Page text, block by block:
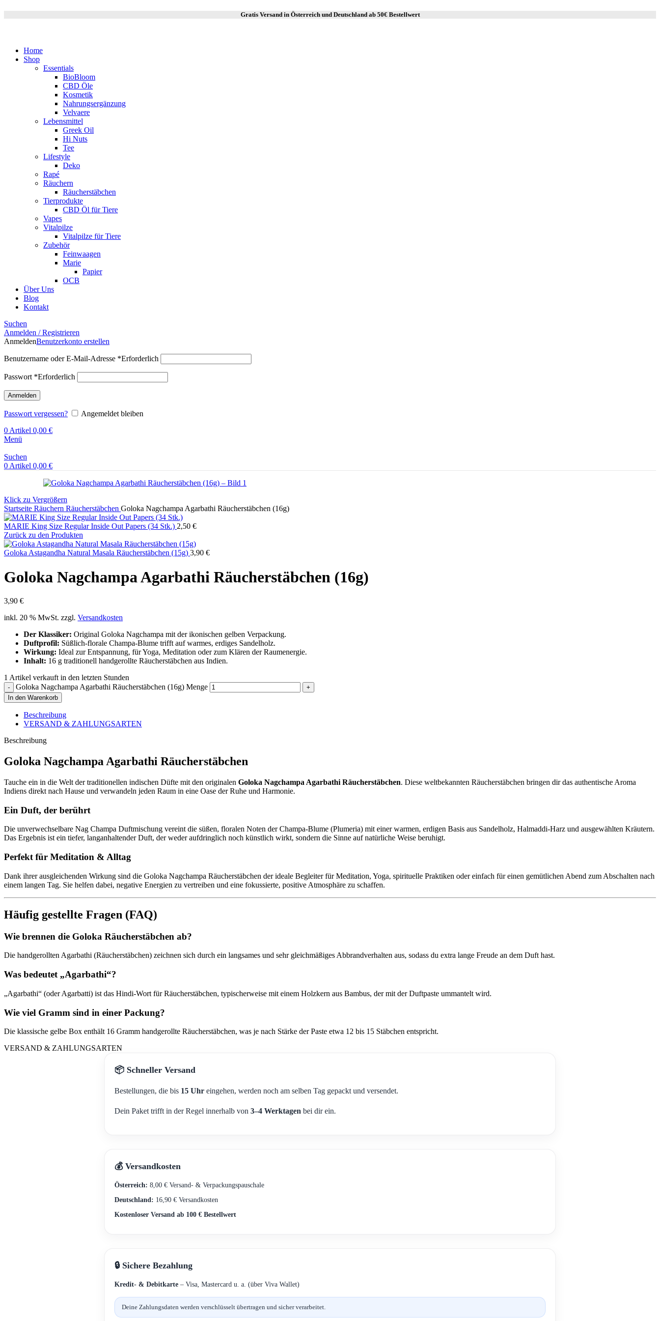
Gratis Versand in Österreich und Deutschland ab 50€ Bestellwert
Home
Shop
Essentials
BioBloom
CBD Öle
Kosmetik
Nahrungsergänzung
Velvaere
Lebensmittel
Greek Oil
Hi Nuts
Tee
Lifestyle
Deko
Rapé
Räuchern
Räucherstäbchen
Tierprodukte
CBD Öl für Tiere
Vapes
Vitalpilze
Vitalpilze für Tiere
Zubehör
Feinwaagen
Marie
Papier
OCB
Über Uns
Blog
Kontakt
Suchen
Anmelden / Registrieren
AnmeldenBenutzerkonto erstellen
Benutzername oder E-Mail-Adresse *Erforderlich
Passwort *Erforderlich
Anmelden
Passwort vergessen?
Angemeldet bleiben
0 Artikel 0,00 €
Menü
Suchen
0 Artikel 0,00 €
Klick zu Vergrößern
Startseite Räuchern Räucherstäbchen Goloka Nagchampa Agarbathi Räucherstäbchen (16g)
MARIE King Size Regular Inside Out Papers (34 Stk.) 2,50 €
Zurück zu den Produkten
Goloka Astagandha Natural Masala Räucherstäbchen (15g) 3,90 €
Goloka Nagchampa Agarbathi Räucherstäbchen (16g)
3,90 €
inkl. 20 % MwSt. zzgl. Versandkosten
Der Klassiker: Original Goloka Nagchampa mit der ikonischen gelben Verpackung.
Duftprofil: Süßlich-florale Champa-Blume trifft auf warmes, erdiges Sandelholz.
Wirkung: Ideal zur Entspannung, für Yoga, Meditation oder zum Klären der Raumenergie.
Inhalt: 16 g traditionell handgerollte Räucherstäbchen aus Indien.
1 Artikel verkauft in den letzten Stunden
Goloka Nagchampa Agarbathi Räucherstäbchen (16g) Menge
In den Warenkorb
Beschreibung
VERSAND & ZAHLUNGSARTEN
Beschreibung
Goloka Nagchampa Agarbathi Räucherstäbchen
Tauche ein in die Welt der traditionellen indischen Düfte mit den originalen Goloka Nagchampa Agarbathi Räucherstäbchen. Diese weltbekannten Räucherstäbchen bringen dir das authentische Aroma
Indiens direkt nach Hause und verwandeln jeden Raum in eine Oase der Ruhe und Harmonie.
Ein Duft, der berührt
Die unverwechselbare Nag Champa Duftmischung vereint die süßen, floralen Noten der Champa-Blume (Plumeria) mit einer warmen, erdigen Basis aus Sandelholz, Halmaddi-Harz und ausgewählten Kräutern.
Das Ergebnis ist ein tiefer, langanhaltender Duft, der weder aufdringlich noch künstlich wirkt, sondern die Sinne auf natürliche Weise beruhigt.
Perfekt für Meditation & Alltag
Dank ihrer ausgleichenden Wirkung sind die Goloka Nagchampa Räucherstäbchen der ideale Begleiter für Meditation, Yoga, spirituelle Praktiken oder einfach für einen gemütlichen Abend zum Abschalten nach
einem langen Tag. Sie helfen dabei, negative Energien zu vertreiben und eine fokussierte, positive Atmosphäre zu schaffen.
Häufig gestellte Fragen (FAQ)
Wie brennen die Goloka Räucherstäbchen ab?
Die handgerollten Agarbathi (Räucherstäbchen) zeichnen sich durch ein langsames und sehr gleichmäßiges Abbrandverhalten aus, sodass du extra lange Freude an dem Duft hast.
Was bedeutet „Agarbathi“?
„Agarbathi“ (oder Agarbatti) ist das Hindi-Wort für Räucherstäbchen, typischerweise mit einem Holzkern aus Bambus, der mit der Duftpaste ummantelt wird.
Wie viel Gramm sind in einer Packung?
Die klassische gelbe Box enthält 16 Gramm handgerollte Räucherstäbchen, was je nach Stärke der Paste etwa 12 bis 15 Stäbchen entspricht.
VERSAND & ZAHLUNGSARTEN
📦 Schneller Versand
Bestellungen, die bis 15 Uhr eingehen, werden noch am selben Tag gepackt und versendet.
Dein Paket trifft in der Regel innerhalb von 3–4 Werktagen bei dir ein.
💰 Versandkosten
Österreich: 8,00 € Versand- & Verpackungspauschale
Deutschland: 16,90 € Versandkosten
Kostenloser Versand ab 100 € Bestellwert
🔒 Sichere Bezahlung
Kredit- & Debitkarte – Visa, Mastercard u. a. (über Viva Wallet)
Deine Zahlungsdaten werden verschlüsselt übertragen und sicher verarbeitet.